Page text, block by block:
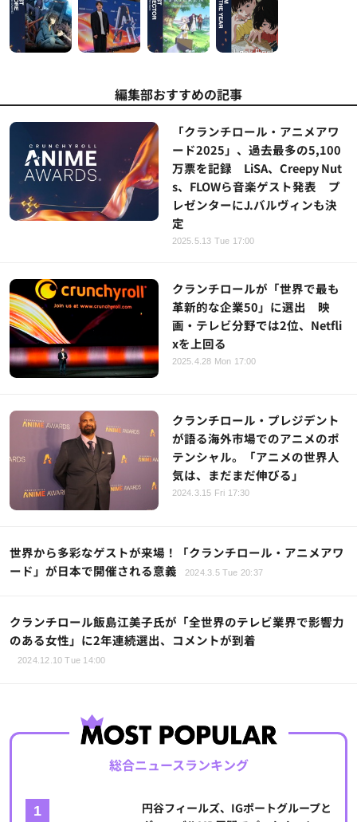
編集部おすすめの記事
「クランチロール・アニメアワ
ード2025」、過去最多の5,100
万票を記録 LiSA、Creepy Nut
s、FLOWら音楽ゲスト発表 プ
レゼンターにJ.バルヴィンも決
定
2025.5.13 Tue 17:00
クランチロールが「世界で最も
革新的な企業50」に選出 映
画・テレビ分野では2位、Netfli
xを上回る
2025.4.28 Mon 17:00
クランチロール・プレジデント
が語る海外市場でのアニメのポ
テンシャル。「アニメの世界人
気は、まだまだ伸びる」
2024.3.15 Fri 17:30
世界から多彩なゲストが来場！「クランチロール・アニメアワ
ード」が日本で開催される意義
2024.3.5 Tue 20:37
クランチロール飯島江美子氏が「全世界のテレビ業界で影響力
のある女性」に2年連続選出、コメントが到着
2024.12.10 Tue 14:00
総合ニュースランキング
円谷フィールズ、IGポートグループと